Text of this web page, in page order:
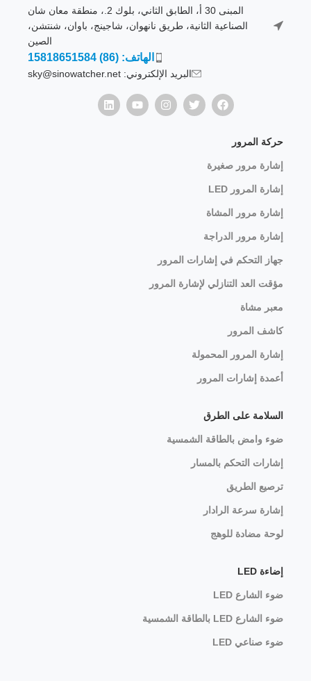
المبنى 30 أ، الطابق الثاني، بلوك 2.، منطقة معان شان
الصناعية الثانية، طريق نانهوان، شاجينج، باوان، شنتشن،
الصين
الهاتف: (86) 15818651584
البريد الإلكتروني: sky@sinowatcher.net
حركة المرور
إشارة مرور صغيرة
إشارة المرور LED
إشارة مرور المشاة
إشارة مرور الدراجة
جهاز التحكم في إشارات المرور
مؤقت العد التنازلي لإشارة المرور
معبر مشاة
كاشف المرور
إشارة المرور المحمولة
أعمدة إشارات المرور
السلامة على الطرق
ضوء وامض بالطاقة الشمسية
إشارات التحكم بالمسار
ترصيع الطريق
إشارة سرعة الرادار
لوحة مضادة للوهج
إضاءة LED
ضوء الشارع LED
ضوء الشارع LED بالطاقة الشمسية
ضوء صناعي LED